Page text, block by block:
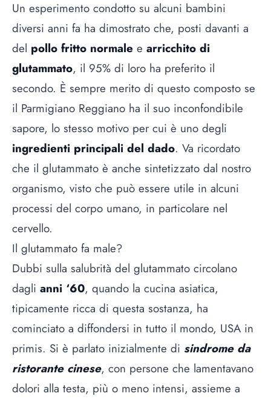
Un esperimento condotto su alcuni bambini
diversi anni fa ha dimostrato che, posti davanti a
del pollo fritto normale e arricchito di
glutammato, il 95% di loro ha preferito il
secondo. È sempre merito di questo composto se
il Parmigiano Reggiano ha il suo inconfondibile
sapore, lo stesso motivo per cui è uno degli
ingredienti principali del dado. Va ricordato
che il glutammato è anche sintetizzato dal nostro
organismo, visto che può essere utile in alcuni
processi del corpo umano, in particolare nel
cervello.
Il glutammato fa male?
Dubbi sulla salubrità del glutammato circolano
dagli anni ‘60, quando la cucina asiatica,
tipicamente ricca di questa sostanza, ha
cominciato a diffondersi in tutto il mondo, USA in
primis. Si è parlato inizialmente di sindrome da
ristorante cinese, con persone che lamentavano
dolori alla testa, più o meno intensi, assieme a